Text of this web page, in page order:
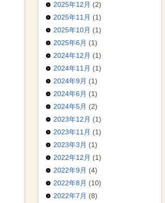
2025年12月 (2)
2025年11月 (1)
2025年10月 (1)
2025年6月 (1)
2024年12月 (1)
2024年11月 (1)
2024年9月 (1)
2024年6月 (1)
2024年5月 (2)
2023年12月 (1)
2023年11月 (1)
2023年3月 (1)
2022年12月 (1)
2022年9月 (4)
2022年8月 (10)
2022年7月 (8)